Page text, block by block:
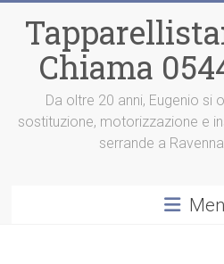
contenutoChiama
Da oltre 20 anni, Eugenio si
sostituzione, motorizzazione e
serrande a